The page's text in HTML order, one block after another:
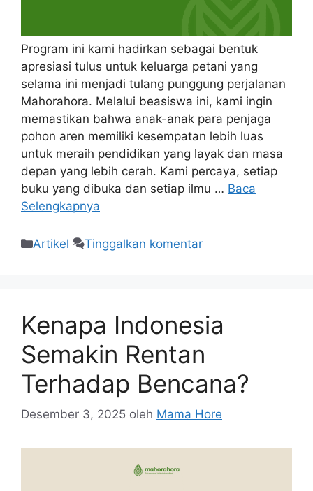
Program ini kami hadirkan sebagai bentuk
apresiasi tulus untuk keluarga petani yang
selama ini menjadi tulang punggung perjalanan
Mahorahora. Melalui beasiswa ini, kami ingin
memastikan bahwa anak-anak para penjaga
pohon aren memiliki kesempatan lebih luas
untuk meraih pendidikan yang layak dan masa
depan yang lebih cerah. Kami percaya, setiap
buku yang dibuka dan setiap ilmu … Baca
Selengkapnya
Artikel Tinggalkan komentar
Kenapa Indonesia
Semakin Rentan
Terhadap Bencana?
Desember 3, 2025 oleh Mama Hore